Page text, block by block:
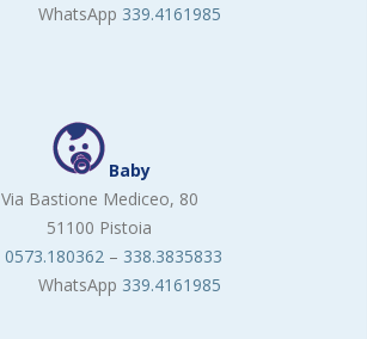
WhatsApp 339.4161985
Baby
Via Bastione Mediceo, 80
51100 Pistoia
0573.180362 – 338.3835833
WhatsApp 339.4161985